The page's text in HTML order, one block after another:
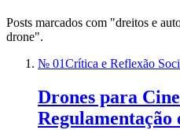
Posts marcados com "dreitos e
drone".
№ 01Crítica e Reflexão
Drones para
Regulamentação